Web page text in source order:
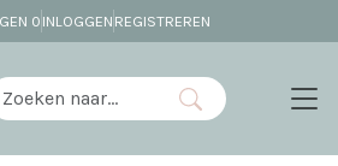
0 INLOGGEN REGISTREREN